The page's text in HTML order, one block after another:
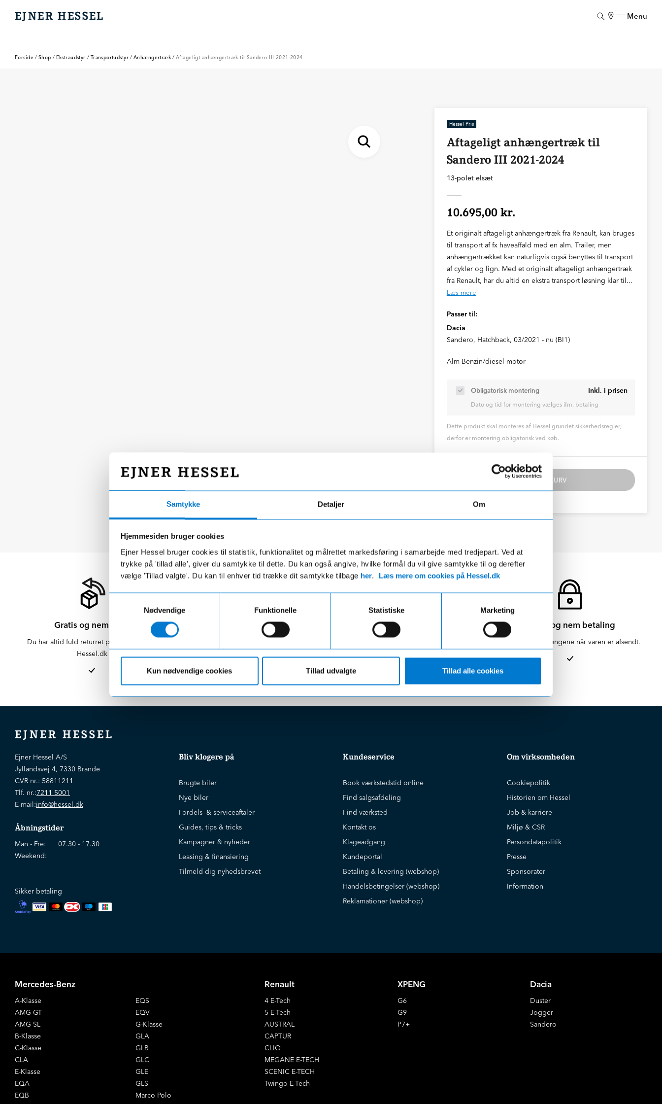
Samtykke Detaljer Om
Hjemmesiden bruger cookies
Ejner Hessel bruger cookies til statistik, funktionalitet og målrettet markedsføring i samarbejde med tredjepart. Ved at
trykke på 'tillad alle', giver du samtykke til dette. Du kan også angive, hvilke formål du vil give samtykke til og derefter
vælge 'Tillad valgte'. Du kan til enhver tid trække dit samtykke tilbage her. Læs mere om cookies på Hessel.dk
Nødvendige
Funktionelle Statistiske Marketing
Kun nødvendige cookies Tillad udvalgte Tillad alle cookies
EJNER HESSEL Menu
Forside / Shop / Ekstraudstyr / Transportudstyr / Anhængertræk / Aftageligt anhængertræk til Sandero III 2021-2024
Hessel Pris
Aftageligt anhængertræk til
Sandero III 2021-2024
13-polet elsæt
10.695,00 kr.
Et originalt aftageligt anhængertræk fra Renault, kan bruges
til transport af fx haveaffald med en alm. Trailer, men
anhængertrækket kan naturligvis også benyttes til transport
af cykler og lign. Med et originalt aftageligt anhængertræk
fra Renault, har du altid en ekstra transport løsning klar til...
Læs mere
Passer til:
Dacia
Sandero, Hatchback, 03/2021 - nu (BI1)
Alm Benzin/diesel motor
Obligatorisk montering Inkl. i prisen
Dato og tid for montering vælges ifm. betaling
Dette produkt skal monteres af Hessel grundet sikkerhedsregler,
derfor er montering obligatorisk ved køb.
TILFØJ TIL KURV
Gratis og nem retur
Du har altid fuld returret på varer købt på
Hessel.dk
Fri fragt Hurtig levering Sikker og nem betaling
Vi hæver først pengene når varen er afsendt.
EJNER HESSEL
Ejner Hessel A/S
Jyllandsvej 4, 7330 Brande
CVR nr.: 58811211
Tlf. nr.:7211 5001
E-mail:info@hessel.dk
Åbningstider
Man - Fre:
07.30 - 17.30
Weekend:
Sikker betaling
Bliv klogere på
Brugte biler
Nye biler
Fordels- & serviceaftaler
Guides, tips & tricks
Kampagner & nyheder
Leasing & finansiering
Tilmeld dig nyhedsbrevet
Kundeservice
Book værkstedstid online
Find salgsafdeling
Find værksted
Kontakt os
Klageadgang
Kundeportal
Betaling & levering (webshop)
Handelsbetingelser (webshop)
Reklamationer (webshop)
Om virksomheden
Cookiepolitik
Historien om Hessel
Job & karriere
Miljø & CSR
Persondatapolitik
Presse
Sponsorater
Information
Mercedes-Benz
A-Klasse
AMG GT
AMG SL
B-Klasse
C-Klasse
CLA
E-Klasse
EQA
EQB
EQS
EQV
G-Klasse
GLA
GLB
GLC
GLE
GLS
Marco Polo
Renault
4 E-Tech
5 E-Tech
AUSTRAL
CAPTUR
CLIO
MEGANE E-TECH
SCENIC E-TECH
Twingo E-Tech
XPENG
G6
G9
P7+
Dacia
Duster
Jogger
Sandero